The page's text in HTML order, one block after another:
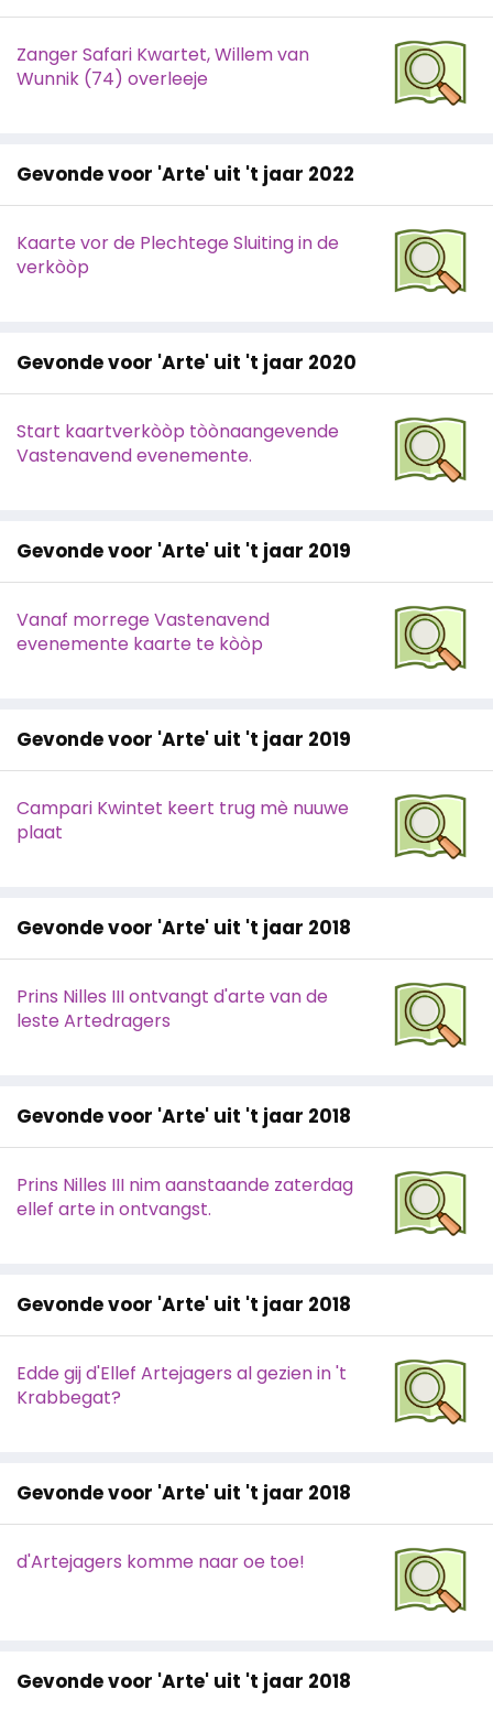
Zanger Safari Kwartet, Willem van
Wunnik (74) overleeje
Gevonde voor 'Arte' uit 't jaar 2022
Kaarte vor de Plechtege Sluiting in de
verkòòp
Gevonde voor 'Arte' uit 't jaar 2020
Start kaartverkòòp tòònaangevende
Vastenavend evenemente.
Gevonde voor 'Arte' uit 't jaar 2019
Vanaf morrege Vastenavend
evenemente kaarte te kòòp
Gevonde voor 'Arte' uit 't jaar 2019
Campari Kwintet keert trug mè nuuwe
plaat
Gevonde voor 'Arte' uit 't jaar 2018
Prins Nilles III ontvangt d'arte van de
leste Artedragers
Gevonde voor 'Arte' uit 't jaar 2018
Prins Nilles III nim aanstaande zaterdag
ellef arte in ontvangst.
Gevonde voor 'Arte' uit 't jaar 2018
Edde gij d'Ellef Artejagers al gezien in 't
Krabbegat?
Gevonde voor 'Arte' uit 't jaar 2018
d'Artejagers komme naar oe toe!
Gevonde voor 'Arte' uit 't jaar 2018